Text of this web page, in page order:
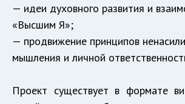
— идеи духовного развития и
«Высшим Я»;
— продвижение принципов
мышления и личной
Проект существует в формате